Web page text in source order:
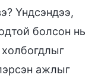
Үндсэндээ,
болсон нь
ажлыг